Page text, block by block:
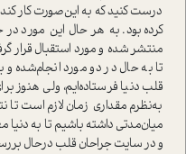
درست کنید که به این‌صورت کار
کرده بود. به هر حال این مورد
منتشر شده و مورد ا‌ستقبال قرار
تا به حال در دو مورد انجام‌شده
قلب دنیا فرستاده‌ایم، ولی هنوز
به‌نظرم مقداری زمان لازم ا‌ست تا
میان‌مدتی داشته باشیم تا به
و در سایت جراحان قلب در‌حال